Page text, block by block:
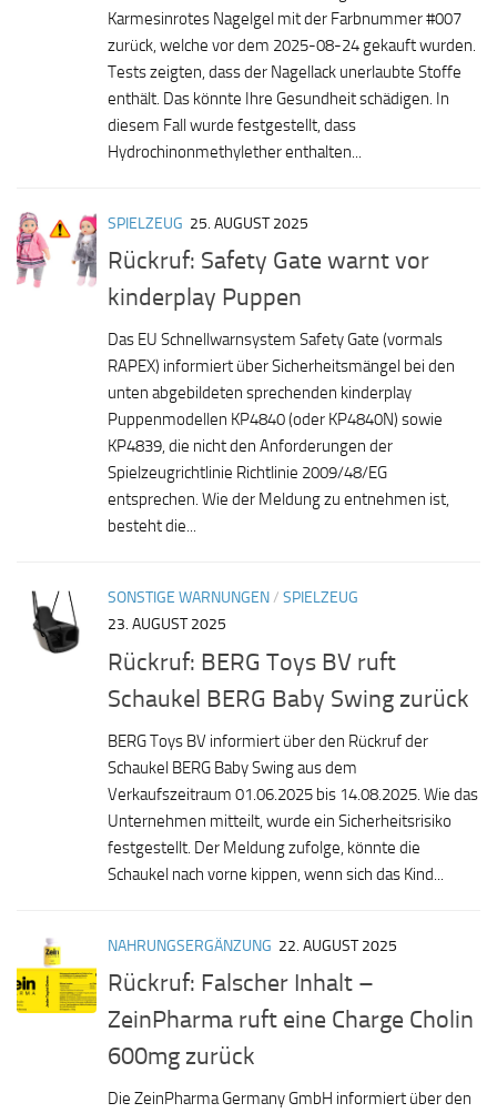
Karmesinrotes Nagelgel mit der Farbnummer #007
zurück, welche vor dem 2025-08-24 gekauft wurden.
Tests zeigten, dass der Nagellack unerlaubte Stoffe
enthält. Das könnte Ihre Gesundheit schädigen. In
diesem Fall wurde festgestellt, dass
Hydrochinonmethylether enthalten...
SPIELZEUG 25. AUGUST 2025
Rückruf: Safety Gate warnt vor
kinderplay Puppen
Das EU Schnellwarnsystem Safety Gate (vormals
RAPEX) informiert über Sicherheitsmängel bei den
unten abgebildeten sprechenden kinderplay
Puppenmodellen KP4840 (oder KP4840N) sowie
KP4839, die nicht den Anforderungen der
Spielzeugrichtlinie Richtlinie 2009/48/EG
entsprechen. Wie der Meldung zu entnehmen ist,
besteht die...
SONSTIGE WARNUNGEN/ SPIELZEUG
23. AUGUST 2025
Rückruf: BERG Toys BV ruft
Schaukel BERG Baby Swing zurück
BERG Toys BV informiert über den Rückruf der
Schaukel BERG Baby Swing aus dem
Verkaufszeitraum 01.06.2025 bis 14.08.2025. Wie das
Unternehmen mitteilt, wurde ein Sicherheitsrisiko
festgestellt. Der Meldung zufolge, könnte die
Schaukel nach vorne kippen, wenn sich das Kind...
NAHRUNGSERGÄNZUNG 22. AUGUST 2025
Rückruf: Falscher Inhalt –
ZeinPharma ruft eine Charge Cholin
600mg zurück
Die ZeinPharma Germany GmbH informiert über den